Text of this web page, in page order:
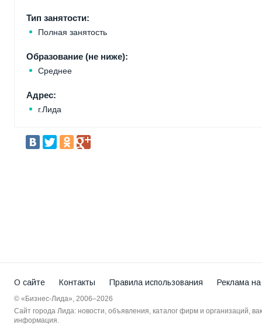
Тип занятости:
Полная занятость
Образование (не ниже):
Среднее
Адрес:
г.Лида
О сайте Контакты Правила использования Реклама
© «Бизнес-Лида», 2006–2026
Сайт города Лида: новости, объявления, каталог фирм и организаций,
информация.